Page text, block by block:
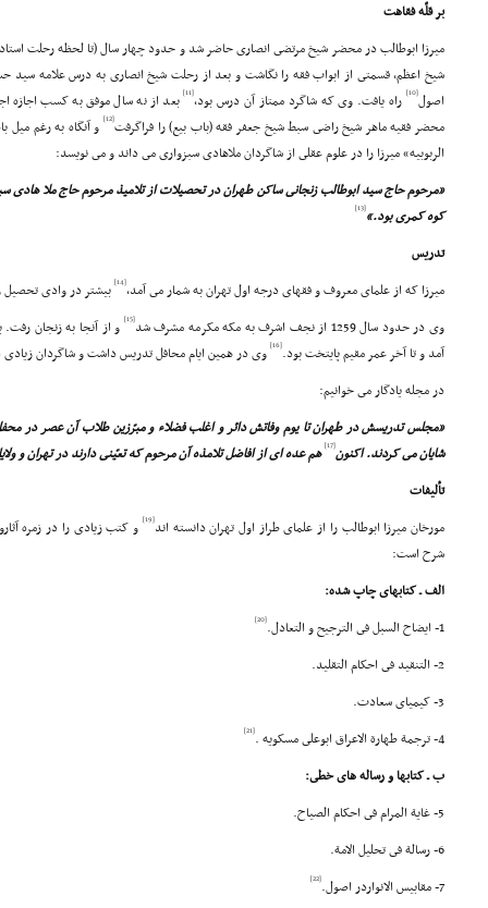
بر قلّه فقاهت
میرزا ابوطالب در محضر شیخ مرتضى انصارى حاضر شد و حدود چهار سال (تا لحظه رحلت
شیخ اعظم، قسمتى از ابواب فقه را نگاشت و بعد از رحلت شیخ انصارى به درس علامه
اصول[10] راه یافت. وى که شاگرد ممتاز آن درس بود،[11]
بعد از نه سال موفق به کسب اجازه
محضر فقیه ماهر شیخ راضى سبط شیخ جعفر فقه (باب بیع) را فراگرفت[12]
و آنگاه به رغم میل
الربوبیه» میرزا را در علوم عقلى از شاگردان ملاهادى سبزوارى مى داند و مى نویسد:
«مرحوم حاج سید ابوطالب زنجانى ساکن طهران در تحصیلات از تلامیذ مرحوم حاج ملا هادى
کوه کمرى بود.»[13]
تدریس
میرزا که از علماى معروف و فقهاى درجه اول تهران به شمار مى آمد،[14]
بیشتر در وادى
وى در حدود سال 1259 از نجف اشرف به مکه مکرمه مشرف شد
[15]
و از آنجا به زنجان
آمد و تا آخر عمر مقیم پایتخت بود.[16]
وى در همین ایام محافل تدریس داشت و شاگردان زیادى
در مجله یادگار مى خوانیم:
«مجلس تدریسش در طهران تا یوم وفاتش دائر و اغلب فضلاء و مبرّزین طلاب آن عصر در
شایان مى کردند. اکنون[17]
هم عده اى از افاضل تلامذه آن مرحوم که تعیّنى دارند در تهران و
تألیفات
مورخان میرزا ابوطالب را از علماى طراز اول تهران دانسته اند[19]
و کتب زیادى را در زمره
شرح است:
الف ـ کتابهاى چاپ شده:
1- ایضاح السبل فى الترجیح و التعادل.
[20]
2- التنقید فى احکام التقلید.
3- کیمیاى سعادت.
4- ترجمة طهارة الاعراق ابوعلى مسکویه .
[21]
ب ـ کتابها و رساله هاى خطى:
5- غایة المرام فى احکام الصیاح.
6- رسالة فى تحلیل الامة.
7- مقابیس الانواردر اصول.
[22]